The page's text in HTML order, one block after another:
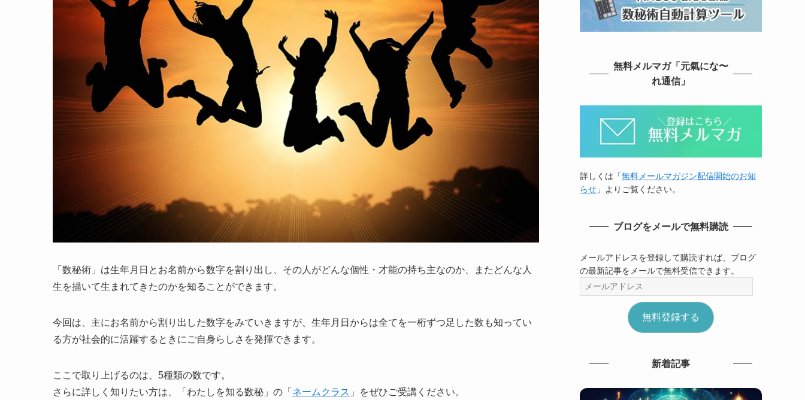
「数秘術」は生年月日とお名前から数字を割り出し、その人がどんな個性・才能の持ち主なのか、またどんな人
生を描いて生まれてきたのかを知ることができます。
今回は、主にお名前から割り出した数字をみていきますが、生年月日からは全てを一桁ずつ足した数も知ってい
る方が社会的に活躍するときにご自身らしさを発揮できます。
ここで取り上げるのは、5種類の数です。
さらに詳しく知りたい方は、「わたしを知る数秘」の「 ネームクラス 」をぜひご受講ください。
無料メルマガ「元氣にな〜
れ通信」
詳しくは「無料メールマガジン配信開始のお知
らせ 」よりご覧ください。
ブログをメールで無料購読
メールアドレスを登録して購読すれば、ブログ
の最新記事をメールで無料受信できます。
ー
無料登録する
新着記事